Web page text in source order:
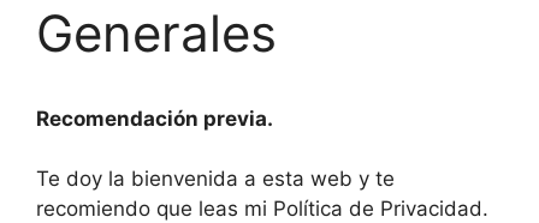
Generales
Recomendación previa.
Te doy la bienvenida a esta web y te
recomiendo que leas mi Política de Privacidad.